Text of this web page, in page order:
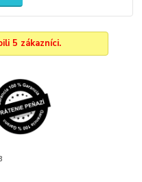
5 zákazníci.